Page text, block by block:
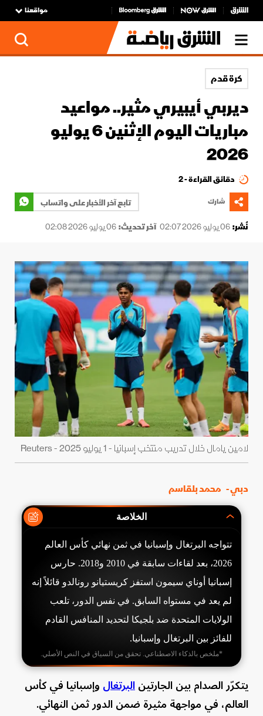
مواقعنا
كرة قدم
ديربي أيبيري مثير.. مواعيد
مباريات اليوم الإثنين 6 يوليو
2026
دقائق القراءة - 2
شارك
تابع آخر الأخبار على واتساب
نُشر:06 يوليو 2026 02:07 آخر تحديث:06 يوليو 2026 02:08
لامين يامال خلال تدريب منتخب إسبانيا - 1 يوليو 2025 - Reuters
دبي - محمد بلقاسم
الخلاصة
تتواجه البرتغال وإسبانيا في ثمن نهائي كأس العالم
2026، بعد لقاءات سابقة في 2010 و2018. حارس
إسبانيا أوناي سيمون استفز كريستيانو رونالدو قائلاً إنه
لم يعد في مستواه السابق. في نفس الدور، تلعب
الولايات المتحدة ضد بلجيكا لتحديد المنافس القادم
للفائز بين البرتغال وإسبانيا.
*ملخص بالذكاء الاصطناعي. تحقق من السياق في النص الأصلي.
يتكرّر الصدام بين الجارتينالبرتغالوإسبانيا في كأس
العالم، في مواجهة مثيرة ضمن الدور ثمن النهائي.